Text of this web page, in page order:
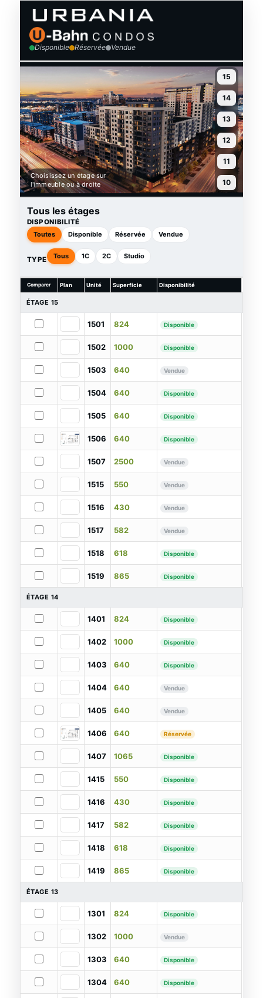
Disponible Réservée Vendue
15
14
13
12
11
10
Choisissez un étage sur
l'immeuble ou à droite
Tous les étages
DISPONIBILITÉ
Toutes
Disponible Réservée Vendue
TYPE Tous 1C 2C Studio
Comparer Plan Unité Superficie Disponibilité
ÉTAGE 15
1501 824 Disponible
1502 1000 Disponible
1503 640 Vendue
1504 640 Disponible
1505 640 Disponible
1506 640 Disponible
1507 2500 Vendue
1515 550 Vendue
1516 430 Vendue
1517 582 Vendue
1518 618 Disponible
1519 865 Disponible
ÉTAGE 14
1401 824 Disponible
1402 1000 Disponible
1403 640 Disponible
1404 640 Vendue
1405 640 Vendue
1406 640 Réservée
1407 1065 Disponible
1415 550 Disponible
1416 430 Disponible
1417 582 Disponible
1418 618 Disponible
1419 865 Disponible
ÉTAGE 13
1301 824 Disponible
1302 1000 Vendue
1303 640 Disponible
1304 640 Disponible